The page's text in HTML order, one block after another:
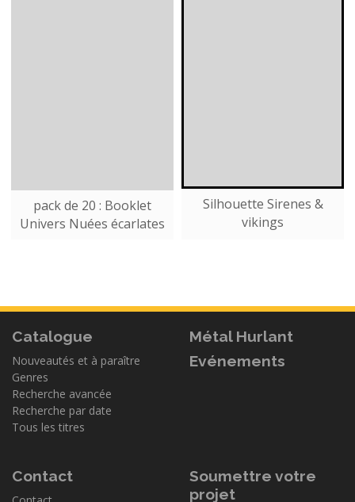
pack de 20 : Booklet
Univers Nuées écarlates
Silhouette Sirenes &
vikings
Catalogue
Nouveautés et à paraître
Genres
Recherche avancée
Recherche par date
Tous les titres
Métal Hurlant
Evénements
Contact
Soumettre votre
projet